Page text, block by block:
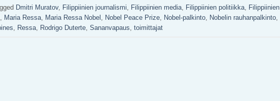
Dmitri Muratov, Filippiinien journalismi Filippiinien media Filippiinien politiikka Filippiinien
Maria Ressa Maria Ressa Nobel Nobel Peace Prize Nobel-palkinto Nobelin rauhanpalkinto
Ressa Rodrigo Duterte Sananvapaus toimittajat